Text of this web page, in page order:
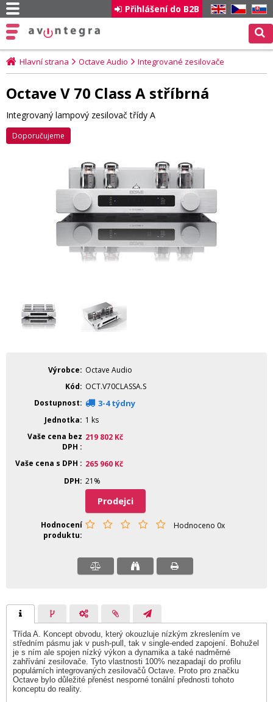
EN CZ SK
Přihlášení do B2B
Hlavní strana Octave Audio Integrované zesilovače
Octave V 70 Class A stříbrná
Integrovaný lampový zesilovač třídy A
Doporučujeme
Výrobce
Octave Audio
Kód
OCT.V70CLASSA.S
Dostupnost
3-4 týdny
Jednotka
1 ks
Vaše cena bez
DPH
219 802 Kč
Vaše cena s DPH 265 960 Kč
DPH 21%
Prodejci
Hodnocení
produktu
Hodnoceno 0x
Třída A. Koncept obvodu, který okouzluje nízkým zkreslením ve
středním pásmu jak v push-pull, tak v single-ended zapojení. Bohužel
je s ním ale spojen nízký výkon a dynamika a také nadměrné
zahřívání zesilovače. Tyto vlastnosti 100% nezapadají do profilu
populárních integrovaných zesilovačů Octave. Proto pro značku
Octave bylo důležité přenést nesporné tonální přednosti tohoto
konceptu do reality.